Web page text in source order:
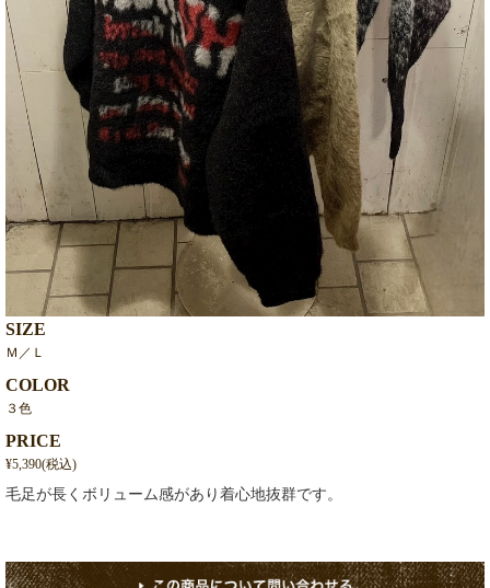
SIZE
Ｍ／Ｌ
COLOR
３色
PRICE
¥5,390(税込)
毛足が長くボリューム感があり着心地抜群です。